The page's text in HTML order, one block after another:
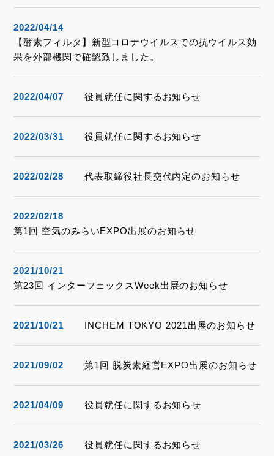
2022/04/14
【酵素フィルタ】新型コロナウイルスでの抗ウイルス効
果を外部機関で確認致しました。
2022/04/07 役員就任に関するお知らせ
2022/03/31 役員就任に関するお知らせ
2022/02/28 代表取締役社長交代内定のお知らせ
2022/02/18
第1回 空気のみらいEXPO出展のお知らせ
2021/10/21
第23回 インターフェックスWeek出展のお知らせ
2021/10/21 INCHEM TOKYO 2021出展のお知らせ
2021/09/02 第1回 脱炭素経営EXPO出展のお知らせ
2021/04/09 役員就任に関するお知らせ
2021/03/26 役員就任に関するお知らせ